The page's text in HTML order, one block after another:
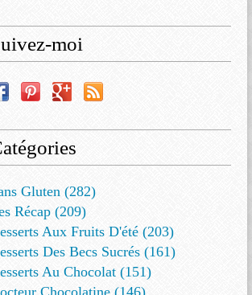
moi
Gluten (282)
Récap (209)
Aux Fruits D'été (203)
Des Becs Sucrés (161)
Au Chocolat (151)
Chocolatine (146)